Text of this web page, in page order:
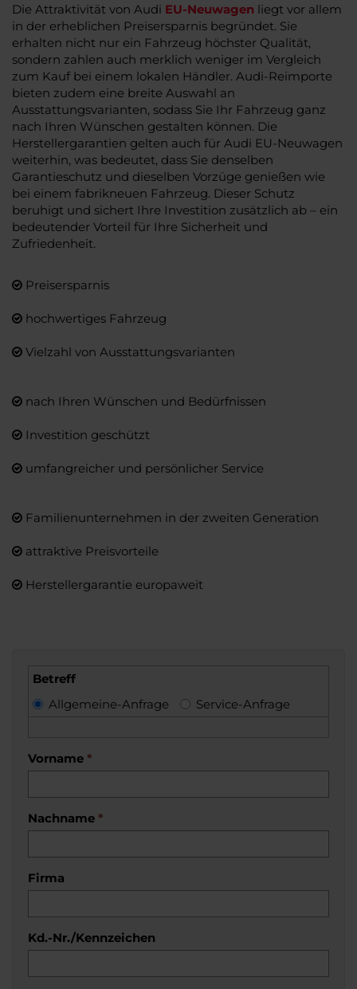
Die Attraktivität von Audi EU-Neuwagen liegt vor allem
in der erheblichen Preisersparnis begründet. Sie
erhalten nicht nur ein Fahrzeug höchster Qualität,
sondern zahlen auch merklich weniger im Vergleich
zum Kauf bei einem lokalen Händler. Audi-Reimporte
bieten zudem eine breite Auswahl an
Ausstattungsvarianten, sodass Sie Ihr Fahrzeug ganz
nach Ihren Wünschen gestalten können. Die
Herstellergarantien gelten auch für Audi EU-Neuwagen
weiterhin, was bedeutet, dass Sie denselben
Garantieschutz und dieselben Vorzüge genießen wie
bei einem fabrikneuen Fahrzeug. Dieser Schutz
beruhigt und sichert Ihre Investition zusätzlich ab – ein
bedeutender Vorteil für Ihre Sicherheit und
Zufriedenheit.
Preisersparnis
hochwertiges Fahrzeug
Vielzahl von Ausstattungsvarianten
nach Ihren Wünschen und Bedürfnissen
Investition geschützt
umfangreicher und persönlicher Service
Familienunternehmen in der zweiten Generation
attraktive Preisvorteile
Herstellergarantie europaweit
Betreff
Allgemeine-Anfrage
Service-Anfrage
Vorname *
Nachname *
Firma
Kd.-Nr./Kennzeichen